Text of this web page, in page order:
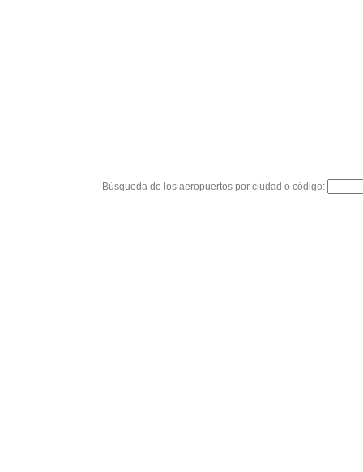
Búsqueda de los aeropuertos por ciudad o código: